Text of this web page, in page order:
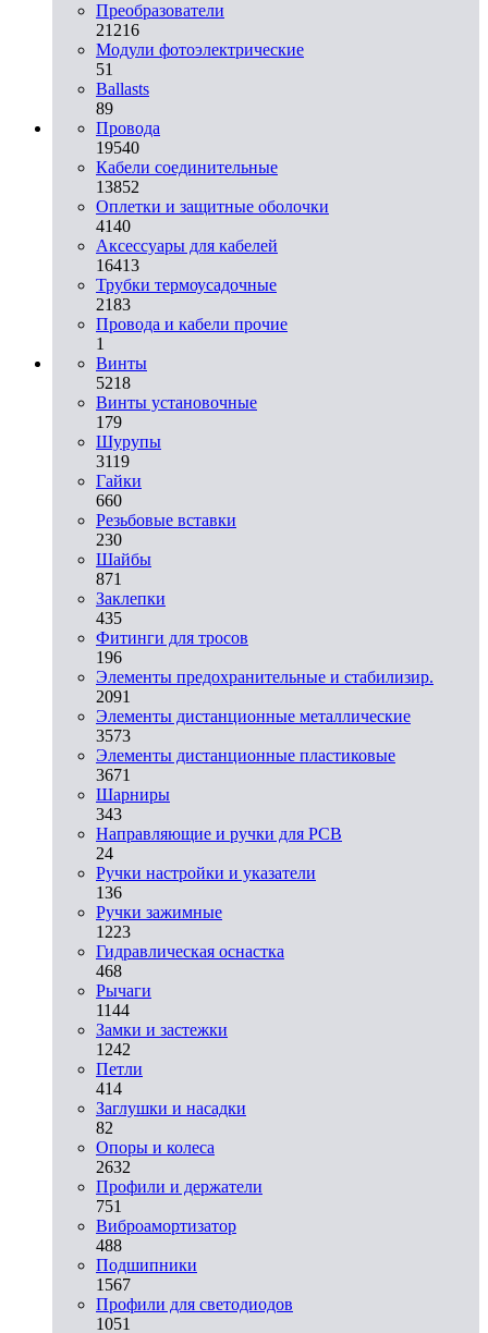
Преобразователи
21216
Модули фотоэлектрические
51
Ballasts
89
Провода
19540
Кабели соединительные
13852
Оплетки и защитные оболочки
4140
Аксессуары для кабелей
16413
Трубки термоусадочные
2183
Провода и кабели прочие
1
Винты
5218
Винты установочные
179
Шурупы
3119
Гайки
660
Резьбовые вставки
230
Шайбы
871
Заклепки
435
Фитинги для тросов
196
Элементы предохранительные и стабилизир.
2091
Элементы дистанционные металлические
3573
Элементы дистанционные пластиковые
3671
Шарниры
343
Направляющие и ручки для PCB
24
Ручки настройки и указатели
136
Ручки зажимные
1223
Гидравлическая оснастка
468
Рычаги
1144
Замки и застежки
1242
Петли
414
Заглушки и насадки
82
Опоры и колеса
2632
Профили и держатели
751
Виброамортизатор
488
Подшипники
1567
Профили для светодиодов
1051